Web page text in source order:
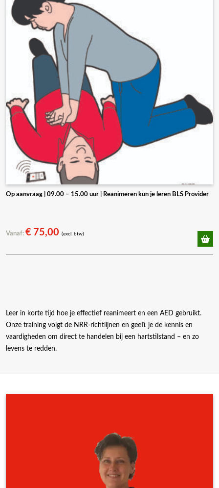
Op aanvraag | 09.00 – 15.00 uur | Reanimeren kun je leren BLS Provider
Vanaf: € 75,00 (excl. btw)
Leer in korte tijd hoe je effectief reanimeert en een AED gebruikt.
Onze training volgt de NRR-richtlijnen en geeft je de kennis en
vaardigheden om direct te handelen bij een hartstilstand – en zo
levens te redden.